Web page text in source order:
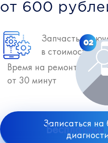
от 600
Запчасть
в стоимость
Время на ремонт
от 30 минут
Записаться на
02